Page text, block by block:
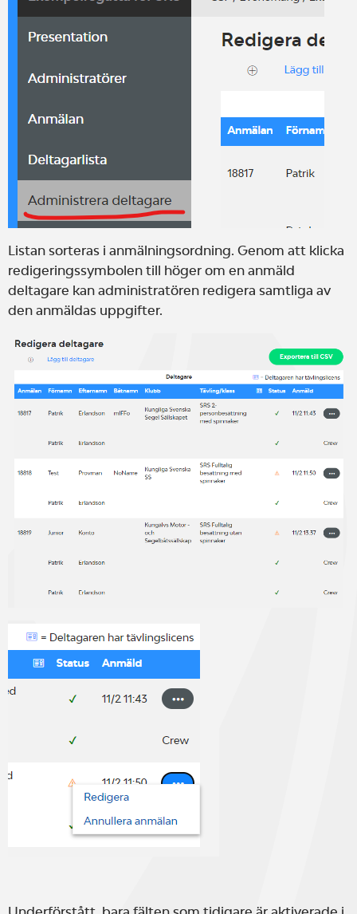
Listan sorteras i anmälningsordning. Genom att klicka
redigeringssymbolen till höger om en anmäld
deltagare kan administratören redigera samtliga av
den anmäldas uppgifter.